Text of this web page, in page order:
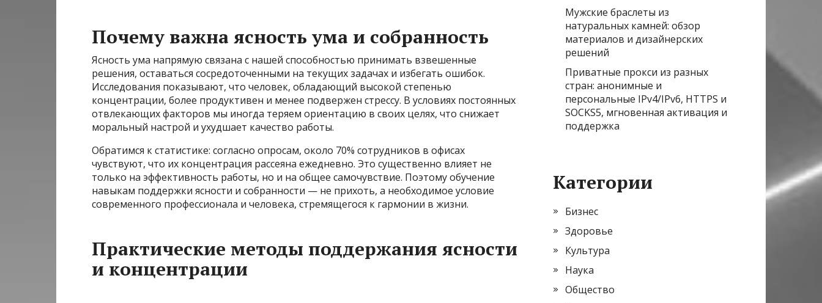
Почему важна ясность ума и собранность
Ясность ума напрямую связана с нашей способностью принимать взвешенные
решения, оставаться сосредоточенными на текущих задачах и избегать ошибок.
Исследования показывают, что человек, обладающий высокой степенью
концентрации, более продуктивен и менее подвержен стрессу. В условиях постоянных
отвлекающих факторов мы иногда теряем ориентацию в своих целях, что снижает
моральный настрой и ухудшает качество работы.
Обратимся к статистике: согласно опросам, около 70% сотрудников в офисах
чувствуют, что их концентрация рассеяна ежедневно. Это существенно влияет не
только на эффективность работы, но и на общее самочувствие. Поэтому обучение
навыкам поддержки ясности и собранности — не прихоть, а необходимое условие
современного профессионала и человека, стремящегося к гармонии в жизни.
Практические методы поддержания ясности
и концентрации
Мужские браслеты из
натуральных камней: обзор
материалов и дизайнерских
решений
Приватные прокси из разных
стран: анонимные и
персональные IPv4/IPv6, HTTPS и
SOCKS5, мгновенная активация и
поддержка
Категории
Бизнес
Здоровье
Культура
Наука
Общество